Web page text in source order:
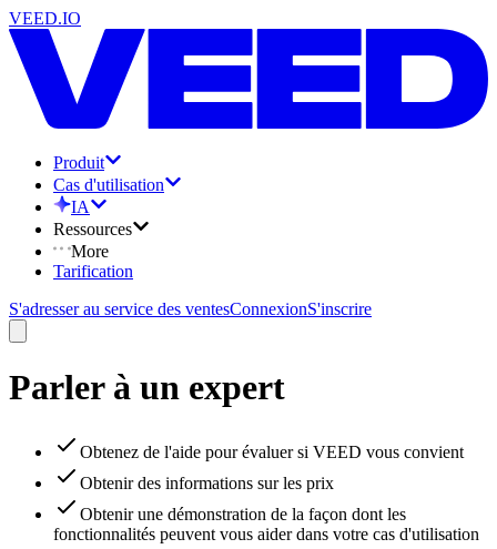
VEED.IO
Produit
Cas d'utilisation
IA
Ressources
More
Tarification
S'adresser au service des ventesConnexionS'inscrire
Parler à un expert
Obtenez de l'aide pour évaluer si VEED vous convient
Obtenir des informations sur les prix
Obtenir une démonstration de la façon dont les
fonctionnalités peuvent vous aider dans votre cas d'utilisation